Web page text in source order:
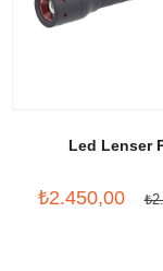
Led Lenser
₺2.450,00